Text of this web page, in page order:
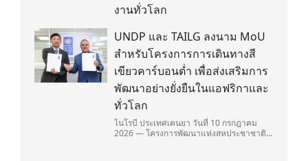
งานทั่วโลก
UNDP และ TAILG ลงนาม MoU
สำหรับโครงการการเดินทางสี
เขียวคาร์บอนต่ำ เพื่อส่งเสริมการ
พัฒนาอย่างยั่งยืนในแอฟริกาและ
ทั่วโลก
ไนโรบี ประเทศเคนยา วันที่ 10 กรกฎาคม
2026 — โครงการพัฒนาแห่งสหประชาชาติ